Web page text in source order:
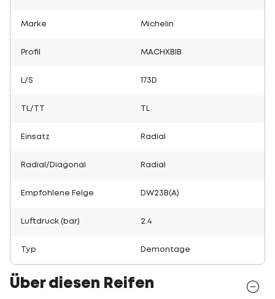
Marke Michelin
Profil MACHXBIB
L/S 173D
TL/TT
Einsatz Radial
Radial/Diagonal Radial
Empfohlene Felge DW23B(A)
Luftdruck (bar) 2.4
Typ Demontage
Über diesen Reifen